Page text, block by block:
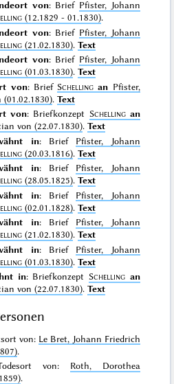
von: Brief Pfister, Johann
(12.1829 - 01.1830).
von: Brief Pfister, Johann
(21.02.1830).Text
von: Brief Pfister, Johann
(01.03.1830).Text
von: Brief Schelling an Pfister,
.Text
von: Briefkonzept Schelling an
von (22.07.1830).Text
in: Brief Pfister, Johann
(20.03.1816).Text
in: Brief Pfister, Johann
(28.05.1825).Text
in: Brief Pfister, Johann
(02.01.1828).Text
in: Brief Pfister, Johann
(21.02.1830).Text
in: Brief Pfister, Johann
(01.03.1830).Text
in: BriefkonzeptSchelling an
von (22.07.1830).Text
von: Le Bret, Johann Friedrich
.
von: Roth, Dorothea
.